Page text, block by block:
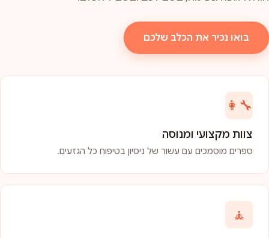
בואו נכיר את הכלב שלכם
👩‍🔧
צוות מקצועי ומנוסה
ספרים מוסמכים עם עשור של ניסיון בטיפוח כל הגזעים.
🧘